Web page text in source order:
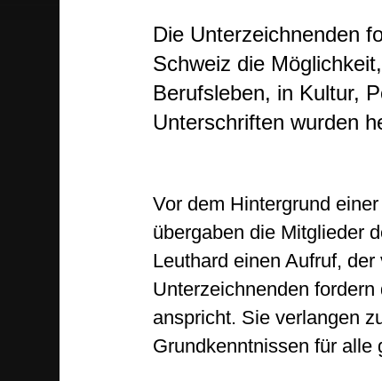
Die Unterzeichnenden
Schweiz die
Berufsleben, in Kultur,
Unterschriften wurden
Vor dem Hintergrund
übergaben die Mitglieder
Leuthard einen Aufruf,
Unterzeichnenden
anspricht. Sie verlangen
Grundkenntnissen für alle